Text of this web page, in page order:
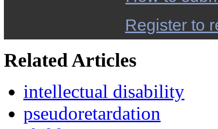
Register to
Related Articles
intellectual disability
pseudoretardation